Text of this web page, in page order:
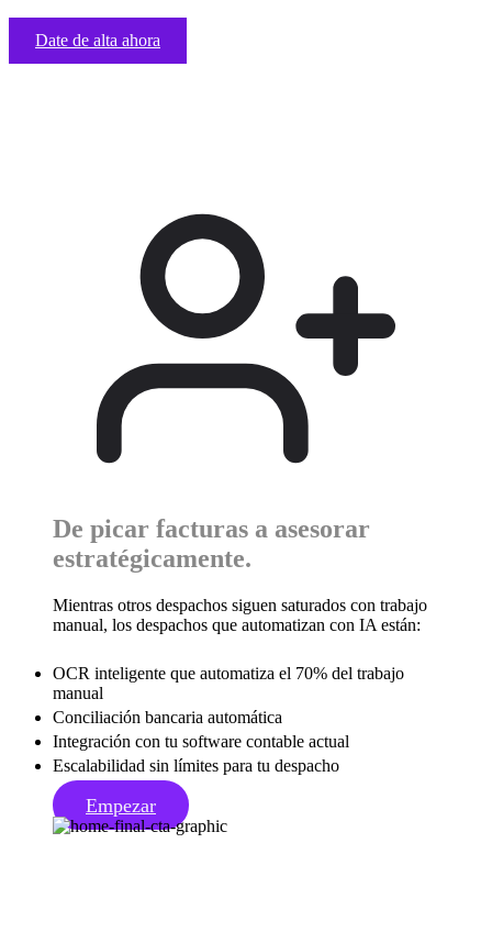
Date de alta ahora
De picar facturas a asesorar
estratégicamente.
Mientras otros despachos siguen saturados con trabajo
manual, los despachos que automatizan con IA están:
OCR inteligente que automatiza el 70% del trabajo
manual
Conciliación bancaria automática
Integración con tu software contable actual
Escalabilidad sin límites para tu despacho
Empezar